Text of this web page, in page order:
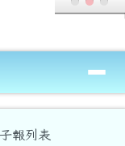
學
報列表